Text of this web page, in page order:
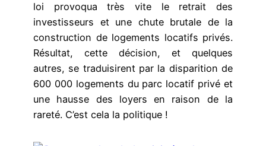
loi provoqua très vite le retrait des
investisseurs et une chute brutale de la
construction de logements locatifs privés.
Résultat, cette décision, et quelques
autres, se traduisirent par la disparition de
600 000 logements du parc locatif privé et
une hausse des loyers en raison de la
rareté. C’est cela la politique !